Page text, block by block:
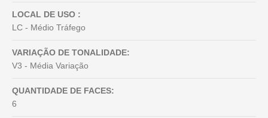
LOCAL DE USO :
LC - Médio Tráfego
VARIAÇÃO DE TONALIDADE:
V3 - Média Variação
QUANTIDADE DE FACES:
6